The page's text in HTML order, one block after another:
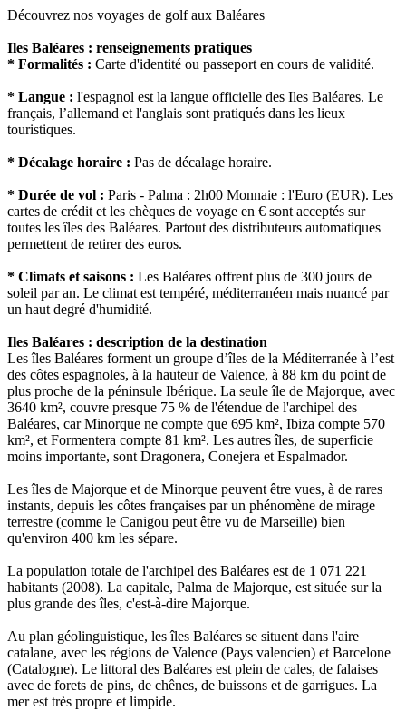
Découvrez nos voyages de golf aux Baléares
Iles Baléares : renseignements pratiques
* Formalités : Carte d'identité ou passeport en cours de validité.
* Langue : l'espagnol est la langue officielle des Iles Baléares. Le
français, l’allemand et l'anglais sont pratiqués dans les lieux
touristiques.
* Décalage horaire : Pas de décalage horaire.
* Durée de vol : Paris - Palma : 2h00 Monnaie : l'Euro (EUR). Les
cartes de crédit et les chèques de voyage en € sont acceptés sur
toutes les îles des Baléares. Partout des distributeurs automatiques
permettent de retirer des euros.
* Climats et saisons : Les Baléares offrent plus de 300 jours de
soleil par an. Le climat est tempéré, méditerranéen mais nuancé par
un haut degré d'humidité.
Iles Baléares : description de la destination
Les îles Baléares forment un groupe d’îles de la Méditerranée à l’est
des côtes espagnoles, à la hauteur de Valence, à 88 km du point de
plus proche de la péninsule Ibérique. La seule île de Majorque, avec
3640 km², couvre presque 75 % de l'étendue de l'archipel des
Baléares, car Minorque ne compte que 695 km², Ibiza compte 570
km², et Formentera compte 81 km². Les autres îles, de superficie
moins importante, sont Dragonera, Conejera et Espalmador.
Les îles de Majorque et de Minorque peuvent être vues, à de rares
instants, depuis les côtes françaises par un phénomène de mirage
terrestre (comme le Canigou peut être vu de Marseille) bien
qu'environ 400 km les sépare.
La population totale de l'archipel des Baléares est de 1 071 221
habitants (2008). La capitale, Palma de Majorque, est située sur la
plus grande des îles, c'est-à-dire Majorque.
Au plan géolinguistique, les îles Baléares se situent dans l'aire
catalane, avec les régions de Valence (Pays valencien) et Barcelone
(Catalogne). Le littoral des Baléares est plein de cales, de falaises
avec de forets de pins, de chênes, de buissons et de garrigues. La
mer est très propre et limpide.